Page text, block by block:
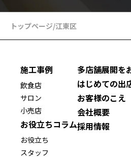
トップページ/江東区
施工事例
飲食店
サロン
小売店
お役立ちコラム
お役立ち
スタッフ
多店舗展開を
はじめての出
お客様のこえ
会社概要
採用情報